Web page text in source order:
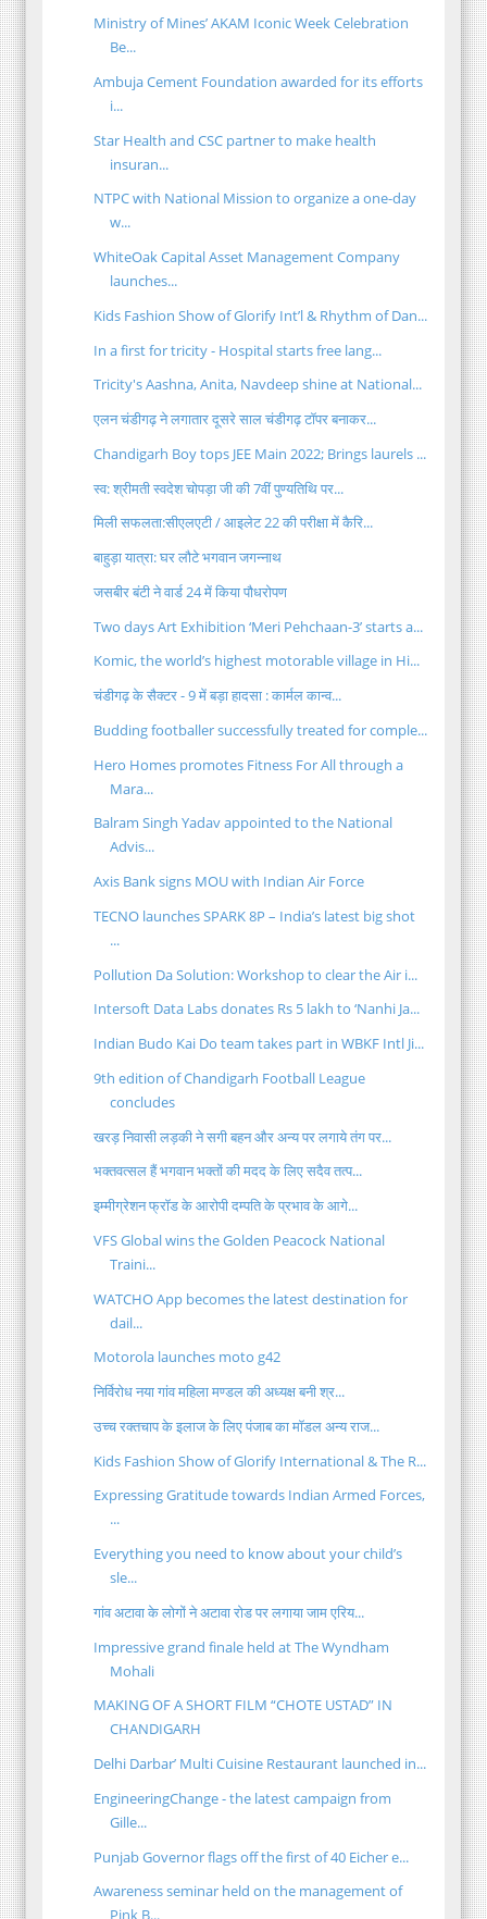
Ministry of Mines’ AKAM Iconic Week Celebration
Be...
Ambuja Cement Foundation awarded for its efforts
i...
Star Health and CSC partner to make health
insuran...
NTPC with National Mission to organize a one-day
w...
WhiteOak Capital Asset Management Company
launches...
Kids Fashion Show of Glorify Int’l & Rhythm of Dan...
In a first for tricity - Hospital starts free lang...
Tricity's Aashna, Anita, Navdeep shine at National...
एलन चंडीगढ़ ने लगातार दूसरे साल चंडीगढ़ टॉपर बनाकर...
Chandigarh Boy tops JEE Main 2022; Brings laurels ...
स्व: श्रीमती स्वदेश चोपड़ा जी की 7वीं पुण्यतिथि पर...
मिली सफलता:सीएलएटी / आइलेट 22 की परीक्षा में कैरि...
बाहुड़ा यात्रा: घर लौटे भगवान जगन्नाथ
जसबीर बंटी ने वार्ड 24 में किया पौधरोपण
Two days Art Exhibition ‘Meri Pehchaan-3’ starts a...
Komic, the world’s highest motorable village in Hi...
चंडीगढ़ के सैक्टर - 9 में बड़ा हादसा : कार्मल कान्व...
Budding footballer successfully treated for comple...
Hero Homes promotes Fitness For All through a
Mara...
Balram Singh Yadav appointed to the National
Advis...
Axis Bank signs MOU with Indian Air Force
TECNO launches SPARK 8P – India’s latest big shot
...
Pollution Da Solution: Workshop to clear the Air i...
Intersoft Data Labs donates Rs 5 lakh to ‘Nanhi Ja...
Indian Budo Kai Do team takes part in WBKF Intl Ji...
9th edition of Chandigarh Football League
concludes
खरड़ निवासी लड़की ने सगी बहन और अन्य पर लगाये तंग पर...
भक्तवत्सल हैं भगवान भक्तों की मदद के लिए सदैव तत्प...
इम्मीग्रेशन फ्रॉड के आरोपी दम्पति के प्रभाव के आगे...
VFS Global wins the Golden Peacock National
Traini...
WATCHO App becomes the latest destination for
dail...
Motorola launches moto g42
निर्विरोध नया गांव महिला मण्डल की अध्यक्ष बनी श्र...
उच्च रक्तचाप के इलाज के लिए पंजाब का मॉडल अन्य राज...
Kids Fashion Show of Glorify International & The R...
Expressing Gratitude towards Indian Armed Forces,
...
Everything you need to know about your child’s
sle...
गांव अटावा के लोगों ने अटावा रोड पर लगाया जाम एरिय...
Impressive grand finale held at The Wyndham
Mohali
MAKING OF A SHORT FILM “CHOTE USTAD” IN
CHANDIGARH
Delhi Darbar’ Multi Cuisine Restaurant launched in...
EngineeringChange - the latest campaign from
Gille...
Punjab Governor flags off the first of 40 Eicher e...
Awareness seminar held on the management of
Pink B...